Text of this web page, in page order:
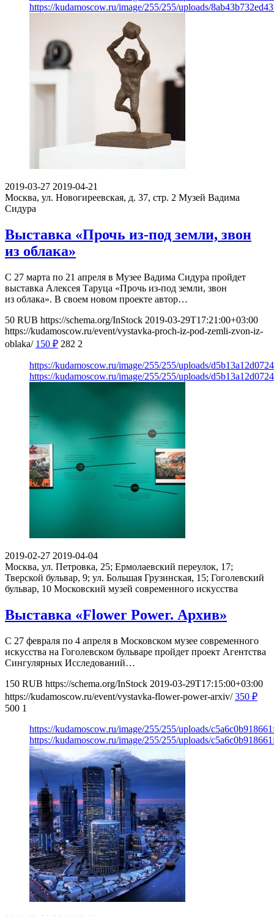
https://kudamoscow.ru/image/255/255/uploads/
2019-03-27 2019-04-21
Москва, ул. Новогиреевская, д. 37, стр. 2 Музей Вадима
Сидура
Выставка «Прочь из-под земли, звон
из облака»
С 27 марта по 21 апреля в Музее Вадима Сидура пройдет
выставка Алексея Таруца «Прочь из-под земли, звон
из облака». В своем новом проекте автор…
50 RUB https://schema.org/InStock 2019-03-29T17:21:00+03:00
https://kudamoscow.ru/event/vystavka-proch-iz-pod-zemli-zvon-iz-
oblaka/ 150 ₽ 282 2
https://kudamoscow.ru/image/255/255/uploads/
https://kudamoscow.ru/image/255/255/uploads/
2019-02-27 2019-04-04
Москва, ул. Петровка, 25; Ермолаевский переулок, 17;
Тверской бульвар, 9; ул. Большая Грузинская, 15; Гоголевский
бульвар, 10 Московский музей современного искусства
Выставка «Flower Power. Архив»
С 27 февраля по 4 апреля в Московском музее современного
искусства на Гоголевском бульваре пройдет проект Агентства
Сингулярных Исследований…
150 RUB https://schema.org/InStock 2019-03-29T17:15:00+03:00
https://kudamoscow.ru/event/vystavka-flower-power-arxiv/ 350 ₽
500 1
https://kudamoscow.ru/image/255/255/uploads/
https://kudamoscow.ru/image/255/255/uploads/